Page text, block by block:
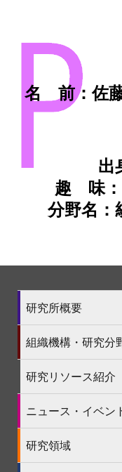
名 前：佐
出
趣 味：
分野名：
研究所概要
組織機構・研究分
研究リソース紹介
ニュース・イベン
研究領域